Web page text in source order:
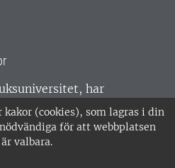
kakor (cookies), som lagras i din
för att webbplatsen
valbara.
har
Sverige. Huvudorter är
SLU är
14001. •
202100-2817 •